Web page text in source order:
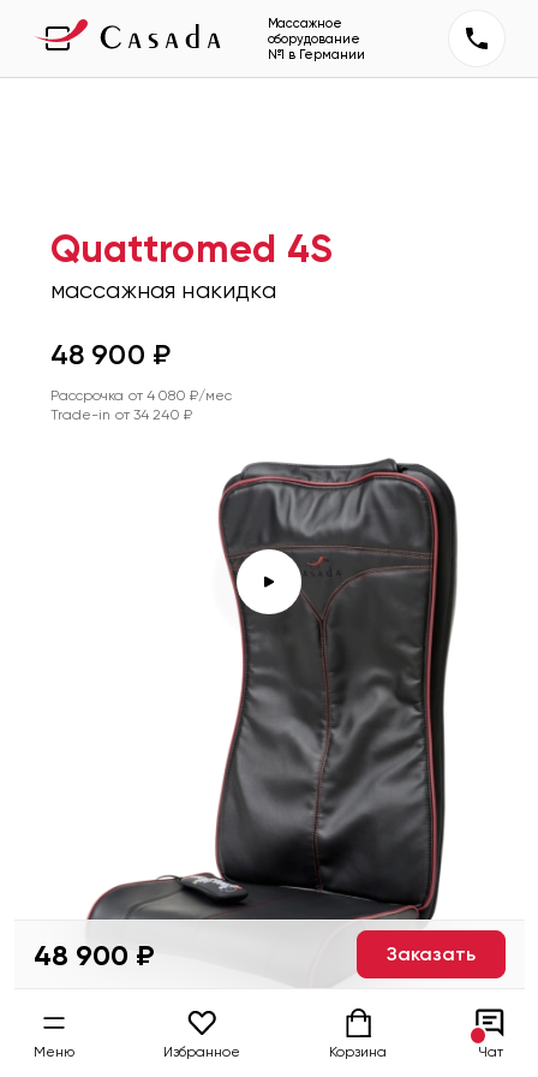
Массажное
оборудование
№1 в Германии
Quattromed 4S
массажная накидка
48 900 ₽
Рассрочка от4 080 ₽/мес
Trade-in от 34 240 ₽
48 900 ₽ Заказать
Меню Избранное Корзина Чат